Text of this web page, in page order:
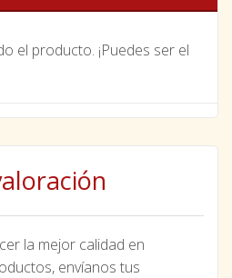
el producto. ¡Puedes ser el
la mejor calidad en
envíanos tus